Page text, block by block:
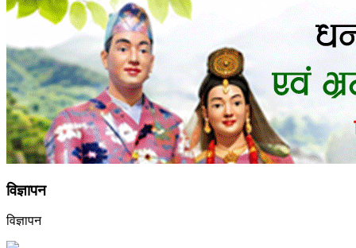
विज्ञापन
विज्ञापन